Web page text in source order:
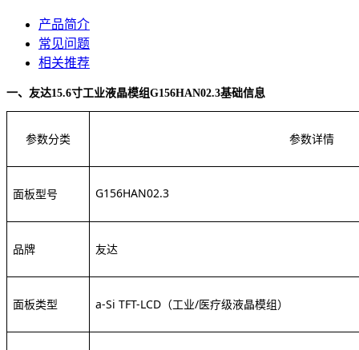
产品简介
常见问题
相关推荐
一、 友达15.6寸工业液晶模组G156HAN02.3基础信息
参数分类 参数详情
面板型号 G156HAN02.3
品牌 友达
面板类型 a-Si TFT-LCD（工业/医疗级液晶模组）